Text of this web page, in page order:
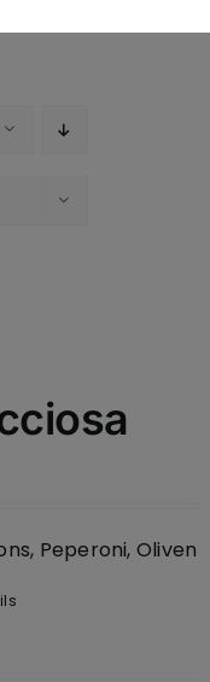
Peperoni, Oliven